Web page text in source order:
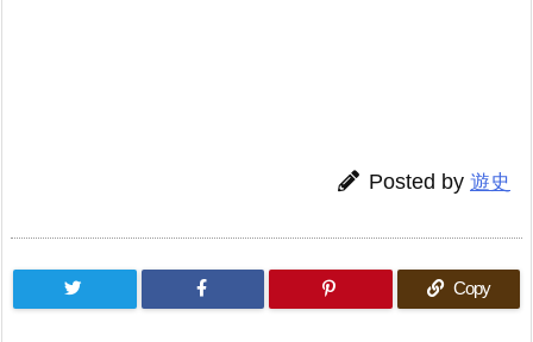
Posted by 遊史
Copy